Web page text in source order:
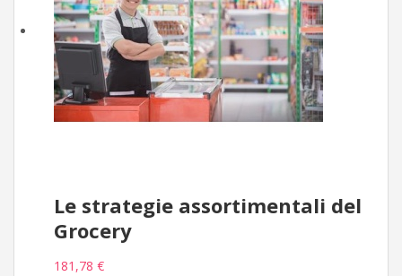
Le strategie assortimentali del
Grocery
181,78 €